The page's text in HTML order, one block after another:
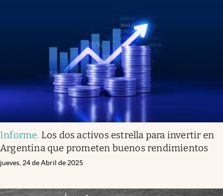
Informe. Los dos activos estrella para invertir en
Argentina que prometen buenos rendimientos
jueves, 24 de Abril de 2025